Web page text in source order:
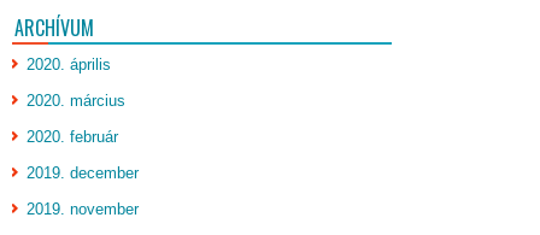
ARCHÍVUM
2020. április
2020. március
2020. február
2019. december
2019. november